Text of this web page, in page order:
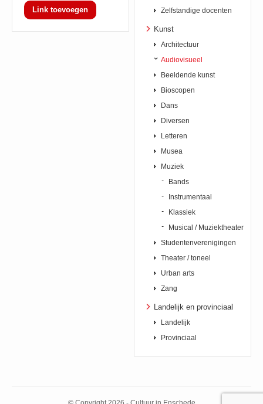
Link toevoegen
Zelfstandige docenten
Kunst
Architectuur
Audiovisueel
Beeldende kunst
Bioscopen
Dans
Diversen
Letteren
Musea
Muziek
Bands
Instrumentaal
Klassiek
Musical / Muziektheater
Studentenverenigingen
Theater / toneel
Urban arts
Zang
Landelijk en provinciaal
Landelijk
Provinciaal